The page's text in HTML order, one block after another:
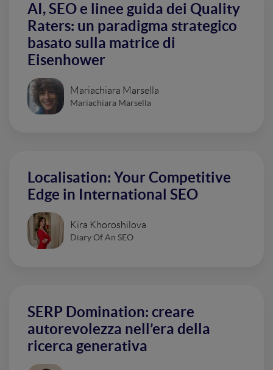
AI, SEO e linee guida dei Quality
Raters: un paradigma strategico
basato sulla matrice di
Eisenhower
Mariachiara Marsella
Mariachiara Marsella
Localisation: Your Competitive
Edge in International SEO
Kira Khoroshilova
Diary Of An SEO
SERP Domination: creare
autorevolezza nell’era della
ricerca generativa